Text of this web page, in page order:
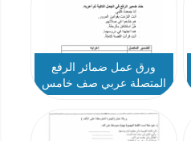
ورق عمل ضمائر الرفع
المتصلة عربي صف خامس